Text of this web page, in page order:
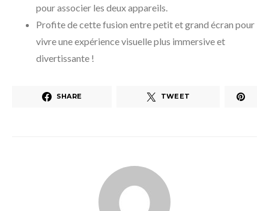
pour associer les deux appareils.
Profite de cette fusion entre petit et grand écran pour
vivre une expérience visuelle plus immersive et
divertissante !
SHARE TWEET